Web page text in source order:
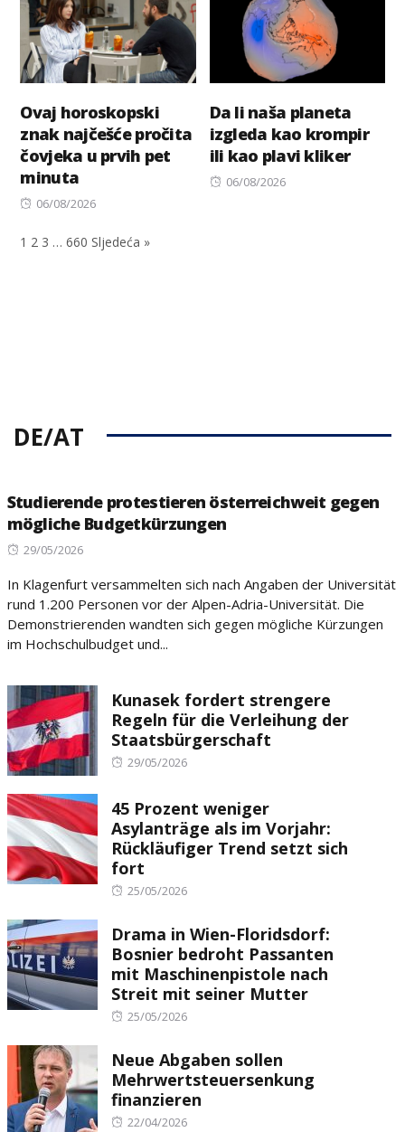
Ovaj horoskopski
znak najčešće pročita
čovjeka u prvih pet
minuta
Posted
06/08/2026
Da li naša planeta
izgleda kao krompir
ili kao plavi kliker
Posted
06/08/2026
1 2 3 … 660 Sljedeća »
DE/AT
Studierende protestieren österreichweit gegen
mögliche Budgetkürzungen
Posted
29/05/2026
In Klagenfurt versammelten sich nach Angaben der Universität
rund 1.200 Personen vor der Alpen-Adria-Universität. Die
Demonstrierenden wandten sich gegen mögliche Kürzungen
im Hochschulbudget und...
Kunasek fordert strengere
Regeln für die Verleihung der
Staatsbürgerschaft
Posted
29/05/2026
45 Prozent weniger
Asylanträge als im Vorjahr:
Rückläufiger Trend setzt sich
fort
Posted
25/05/2026
Drama in Wien-Floridsdorf:
Bosnier bedroht Passanten
mit Maschinenpistole nach
Streit mit seiner Mutter
Posted
25/05/2026
Neue Abgaben sollen
Mehrwertsteuersenkung
finanzieren
Posted
22/04/2026